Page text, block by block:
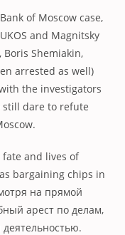
of Moscow case,
and Magnitsky
Shemiakin,
arrested as well)
the investigators
still dare to refute
and lives of
bargaining chips in
на прямой
арест по делам,